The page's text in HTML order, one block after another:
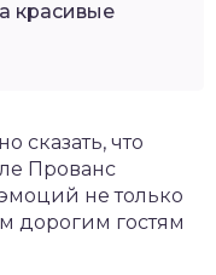
красивые
сказать, что
Прованс
не только
дорогим гостям